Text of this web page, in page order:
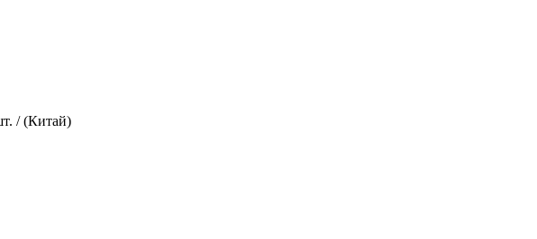
/ (Китай)